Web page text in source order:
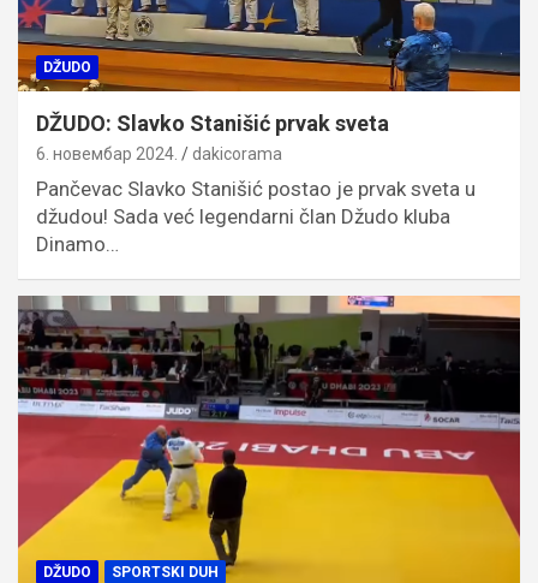
DŽUDO
DŽUDO: Slavko Stanišić prvak sveta
6. новембар 2024. dakicorama
Pančevac Slavko Stanišić postao je prvak sveta u
džudou! Sada već legendarni član Džudo kluba
Dinamo…
DŽUDO SPORTSKI DUH